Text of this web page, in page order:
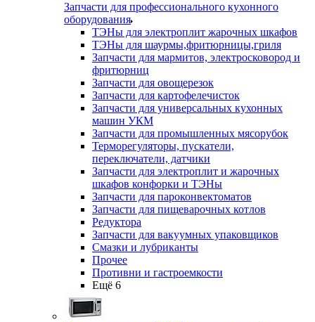
Запчасти для профессионального кухонного
оборудования
ТЭНы для электроплит жарочных шкафов
ТЭНы для шаурмы,фритюрницы,гриля
Запчасти для мармитов, электросковород и
фритюрниц
Запчасти для овощерезок
Запчасти для картофелечисток
Запчасти для универсальных кухонных
машин УКМ
Запчасти для промышленных мясорубок
Терморегуляторы, пускатели,
переключатели, датчики
Запчасти для электроплит и жарочных
шкафов конфорки и ТЭНы
Запчасти для пароконвектоматов
Запчасти для пищеварочных котлов
Редуктора
Запчасти для вакуумных упаковщиков
Смазки и лубриканты
Прочее
Противни и гастроемкости
Ещё 6